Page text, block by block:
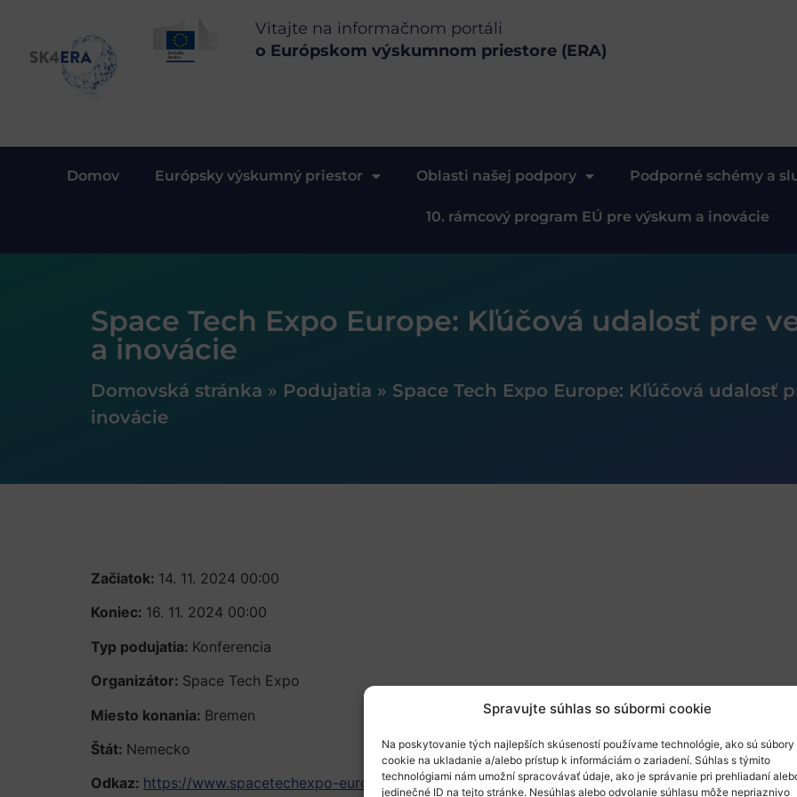
Spravujte súhlas so súbormi cookie
Na poskytovanie tých najlepších skúseností používame technológie, ako sú súbory
cookie na ukladanie a/alebo prístup k informáciám o zariadení. Súhlas s týmito
technológiami nám umožní spracovávať údaje, ako je správanie pri prehliadaní
jedinečné ID na tejto stránke. Nesúhlas alebo odvolanie súhlasu môže nepriaznivo
Vitajte na informačnom portáli
o Európskom výskumnom priestore (ERA)
Domov Európsky výskumný priestor Oblasti našej podpory Podporné schémy a
10. rámcový program EÚ pre výskum a inovácie
Space Tech Expo Europe: Kľúčová udalosť pre
a inovácie
Domovská stránka » Podujatia » Space Tech Expo Europe: Kľúčová udalosť
inovácie
Začiatok: 14. 11. 2024 00:00
Koniec: 16. 11. 2024 00:00
Typ podujatia: Konferencia
Organizátor: Space Tech Expo
Miesto konania: Bremen
Štát: Nemecko
Odkaz: https://www.spacetechexpo-europe.com